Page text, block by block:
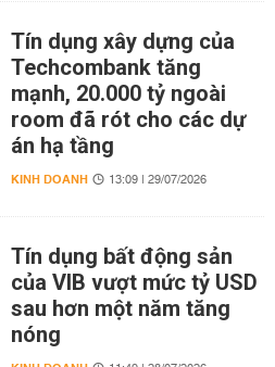
Tín dụng xây dựng của
Techcombank tăng
mạnh, 20.000 tỷ ngoài
room đã rót cho các dự
án hạ tầng
KINH DOANH 13:09 | 29/07/2026
Tín dụng bất động sản
của VIB vượt mức tỷ USD
sau hơn một năm tăng
nóng